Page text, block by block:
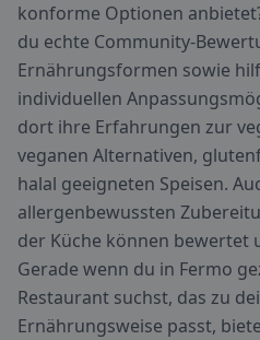
konforme Optionen
du echte Community-
Ernährungsformen sowie
individuellen
dort ihre Erfahrungen zur
veganen Alternativen,
halal geeigneten Speisen.
allergenbewussten
der Küche können bewertet
Gerade wenn du in Fermo
Restaurant suchst, das zu
Ernährungsweise passt,